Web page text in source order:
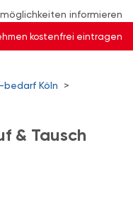
informieren
kostenfrei eintragen
Köln
>
& Tausch